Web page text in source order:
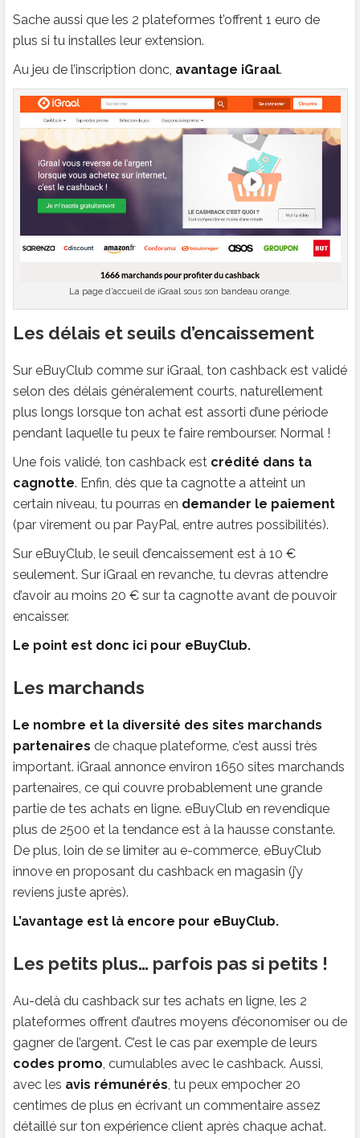
Sache aussi que les 2 plateformes t’offrent 1 euro de
plus si tu installes leur extension.
Au jeu de l’inscription donc, avantage iGraal.
La page d’accueil de iGraal sous son bandeau orange.
Les délais et seuils d’encaissement
Sur eBuyClub comme sur iGraal, ton cashback est validé
selon des délais généralement courts, naturellement
plus longs lorsque ton achat est assorti d’une période
pendant laquelle tu peux te faire rembourser. Normal !
Une fois validé, ton cashback est crédité dans ta
cagnotte. Enfin, dès que ta cagnotte a atteint un
certain niveau, tu pourras en demander le paiement
(par virement ou par PayPal, entre autres possibilités).
Sur eBuyClub, le seuil d’encaissement est à 10 €
seulement. Sur iGraal en revanche, tu devras attendre
d’avoir au moins 20 € sur ta cagnotte avant de pouvoir
encaisser.
Le point est donc ici pour eBuyClub.
Les marchands
Le nombre et la diversité des sites marchands
partenaires de chaque plateforme, c’est aussi très
important. iGraal annonce environ 1650 sites marchands
partenaires, ce qui couvre probablement une grande
partie de tes achats en ligne. eBuyClub en revendique
plus de 2500 et la tendance est à la hausse constante.
De plus, loin de se limiter au e-commerce, eBuyClub
innove en proposant du cashback en magasin (j’y
reviens juste après).
L’avantage est là encore pour eBuyClub.
Les petits plus… parfois pas si petits !
Au-delà du cashback sur tes achats en ligne, les 2
plateformes offrent d’autres moyens d’économiser ou de
gagner de l’argent. C’est le cas par exemple de leurs
codes promo , cumulables avec le cashback. Aussi,
avec les avis rémunérés , tu peux empocher 20
centimes de plus en écrivant un commentaire assez
détaillé sur ton expérience client après chaque achat.